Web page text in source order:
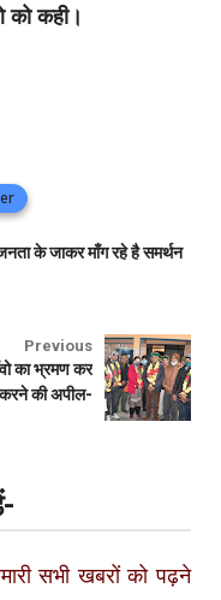
को कही।
जनता के जाकर माँग रहे है समर्थन
Previous
का भ्रमण कर
की अपील-
सभी खबरों को पढ़ने